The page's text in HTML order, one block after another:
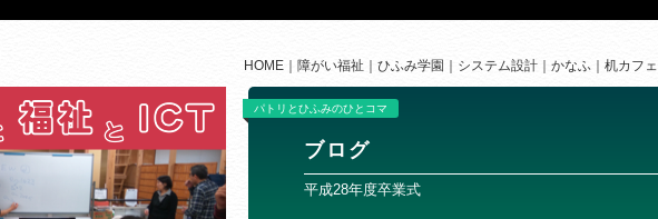
HOME 障がい福祉 ひふみ学園 システム設計 かなふ 机カフェ
パトリとひふみのひとコマ
ブログ
平成28年度卒業式